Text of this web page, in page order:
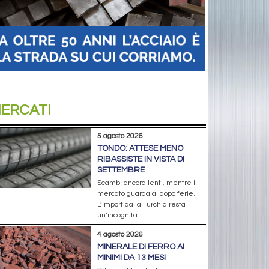
5 agosto 2026
TONDO: ATTESE MENO
RIBASSISTE IN VISTA DI
SETTEMBRE
Scambi ancora lenti, mentre il
mercato guarda al dopo ferie.
L’import dalla Turchia resta
un’incognita
4 agosto 2026
MINERALE DI FERRO AI
MINIMI DA 13 MESI